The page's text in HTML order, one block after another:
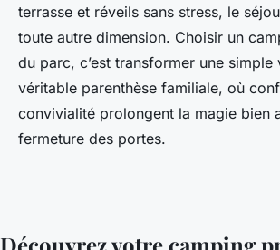
terrasse et réveils sans stress, le
toute autre dimension. Choisir un
du parc, c’est transformer une simple
véritable parenthèse familiale, où
convivialité prolongent la magie bien
fermeture des portes.